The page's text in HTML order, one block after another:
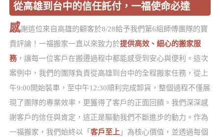
從高雄到台中的信任託付，一福使命必達
感謝這位來自高雄的顧客於8/28給予我們第6組師傅團隊的寶
貴評論！一福搬家一直以來致力於提供高效、細心的搬家服
務，讓每一位客戶在搬遷過程中都能感受到安心與便利。這次
案例中，我們的團隊負責從高雄到台中的全程搬家任務，從上
午9:00開始裝車，至中午12:30順利完成卸貨，整個過程不僅展
現了團隊的專業效率，更獲得了客戶的正面回饋。我們深深感
謝客戶的信任與肯定，這正是驅動我們不斷進步的動力。作為
一福搬家，我們始終以「 客戶至上 」為核心價值，並透過每個